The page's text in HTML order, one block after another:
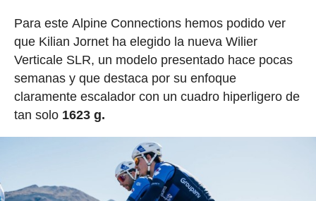
Para este Alpine Connections hemos podido ver
que Kilian Jornet ha elegido la nueva Wilier
Verticale SLR, un modelo presentado hace pocas
semanas y que destaca por su enfoque
claramente escalador con un cuadro hiperligero de
tan solo 1623 g.